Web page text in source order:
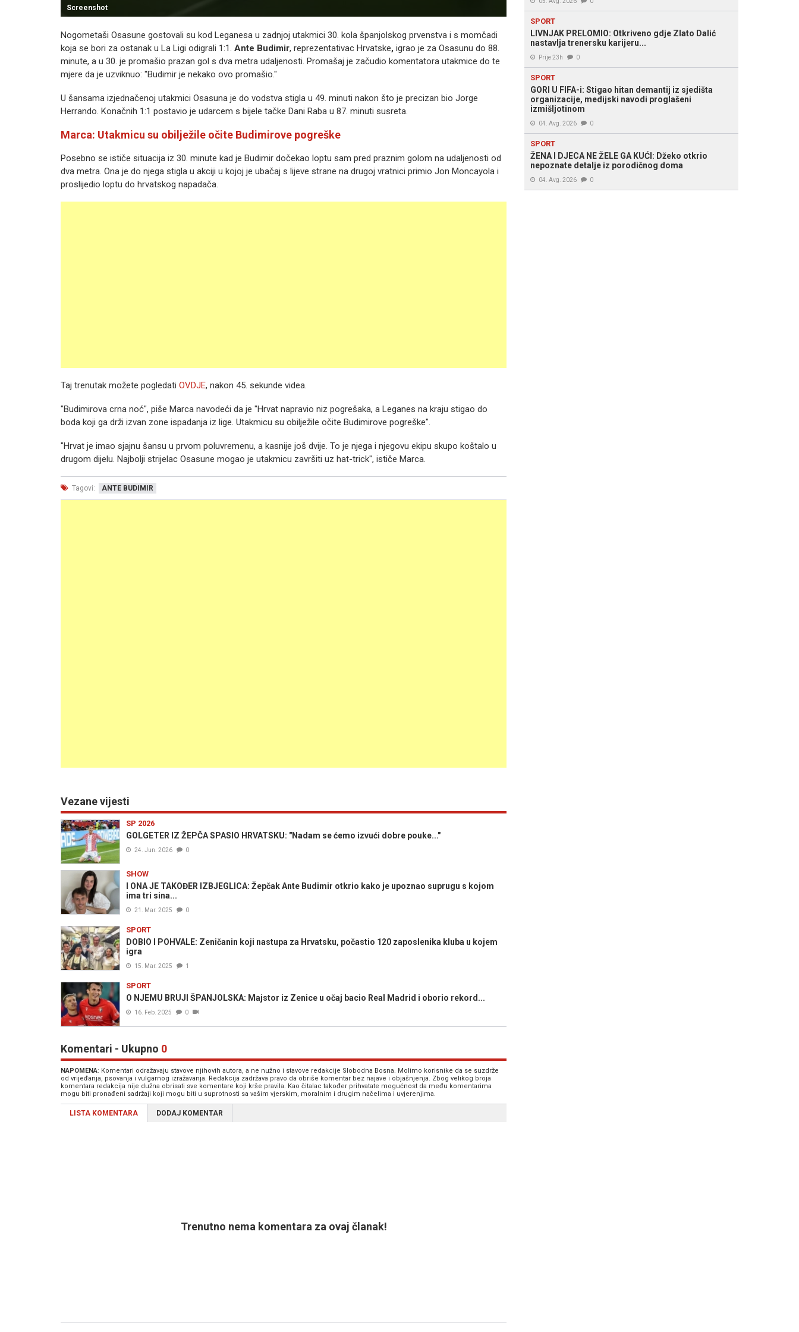
Screenshot
Nogometaši Osasune gostovali su kod Leganesa u zadnjoj utakmici 30. kola španjolskog prvenstva i s momčadi
koja se bori za ostanak u La Ligi odigrali 1:1. Ante Budimir, reprezentativac Hrvatske, igrao je za Osasunu do 88.
minute, a u 30. je promašio prazan gol s dva metra udaljenosti. Promašaj je začudio komentatora utakmice do te
mjere da je uzviknuo: "Budimir je nekako ovo promašio."
U šansama izjednačenoj utakmici Osasuna je do vodstva stigla u 49. minuti nakon što je precizan bio Jorge
Herrando. Konačnih 1:1 postavio je udarcem s bijele tačke Dani Raba u 87. minuti susreta.
Marca: Utakmicu su obilježile očite Budimirove pogreške
Posebno se ističe situacija iz 30. minute kad je Budimir dočekao loptu sam pred praznim golom na udaljenosti od
dva metra. Ona je do njega stigla u akciji u kojoj je ubačaj s lijeve strane na drugoj vratnici primio Jon Moncayola i
proslijedio loptu do hrvatskog napadača.
Taj trenutak možete pogledati OVDJE, nakon 45. sekunde videa.
"Budimirova crna noć", piše Marca navodeći da je "Hrvat napravio niz pogrešaka, a Leganes na kraju stigao do
boda koji ga drži izvan zone ispadanja iz lige. Utakmicu su obilježile očite Budimirove pogreške".
"Hrvat je imao sjajnu šansu u prvom poluvremenu, a kasnije još dvije. To je njega i njegovu ekipu skupo koštalo u
drugom dijelu. Najbolji strijelac Osasune mogao je utakmicu završiti uz hat-trick", ističe Marca.
Tagovi: ANTE BUDIMIR
Vezane vijesti
SP 2026
GOLGETER IZ ŽEPČA SPASIO HRVATSKU: "Nadam se ćemo izvući dobre pouke..."
24. Jun. 2026 0
SHOW
I ONA JE TAKOĐER IZBJEGLICA: Žepčak Ante Budimir otkrio kako je upoznao suprugu s kojom
ima tri sina...
21. Mar. 2025 0
SPORT
DOBIO I POHVALE: Zeničanin koji nastupa za Hrvatsku, počastio 120 zaposlenika kluba u kojem
igra
15. Mar. 2025 1
SPORT
O NJEMU BRUJI ŠPANJOLSKA: Majstor iz Zenice u očaj bacio Real Madrid i oborio rekord...
16. Feb. 2025 0
Komentari - Ukupno 0
NAPOMENA: Komentari odražavaju stavove njihovih autora, a ne nužno i stavove redakcije Slobodna Bosna. Molimo korisnike da se suzdrže
od vrijeđanja, psovanja i vulgarnog izražavanja. Redakcija zadržava pravo da obriše komentar bez najave i objašnjenja. Zbog velikog broja
komentara redakcija nije dužna obrisati sve komentare koji krše pravila. Kao čitalac također prihvatate mogućnost da među komentarima
mogu biti pronađeni sadržaji koji mogu biti u suprotnosti sa vašim vjerskim, moralnim i drugim načelima i uvjerenjima.
LISTA KOMENTARA DODAJ KOMENTAR
Trenutno nema komentara za ovaj članak!
SPORT
LIVNJAK PRELOMIO: Otkriveno gdje Zlato Dalić
nastavlja trenersku karijeru...
Prije 23h 0
SPORT
GORI U FIFA-i: Stigao hitan demantij iz sjedišta
organizacije, medijski navodi proglašeni
izmišljotinom
04. Avg. 2026 0
SPORT
ŽENA I DJECA NE ŽELE GA KUĆI: Džeko otkrio
nepoznate detalje iz porodičnog doma
04. Avg. 2026 0